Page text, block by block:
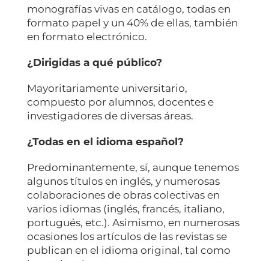
monografías vivas en catálogo, todas en
formato papel y un 40% de ellas, también
en formato electrónico.
¿Dirigidas a qué público?
Mayoritariamente universitario,
compuesto por alumnos, docentes e
investigadores de diversas áreas.
¿Todas en el idioma español?
Predominantemente, sí, aunque tenemos
algunos títulos en inglés, y numerosas
colaboraciones de obras colectivas en
varios idiomas (inglés, francés, italiano,
portugués, etc.). Asimismo, en numerosas
ocasiones los artículos de las revistas se
publican en el idioma original, tal como